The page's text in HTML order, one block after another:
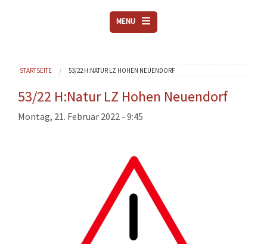
MENU
VEREINE
AKTUELLES
DOWNLOADS
EINSÄTZE
Sie sind hier
STARTSEITE 53/22 H:NATUR LZ HOHEN NEUENDORF
53/22 H:Natur LZ Hohen Neuendorf
Montag, 21. Februar 2022 - 9:45